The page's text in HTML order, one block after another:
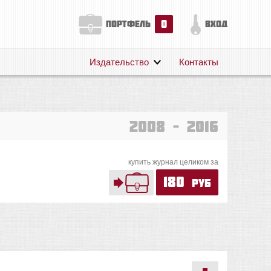
портфель 0 вход
Поддержка
Издательство Контакты
2008 – 2016
купить журнал целиком за
180 руб